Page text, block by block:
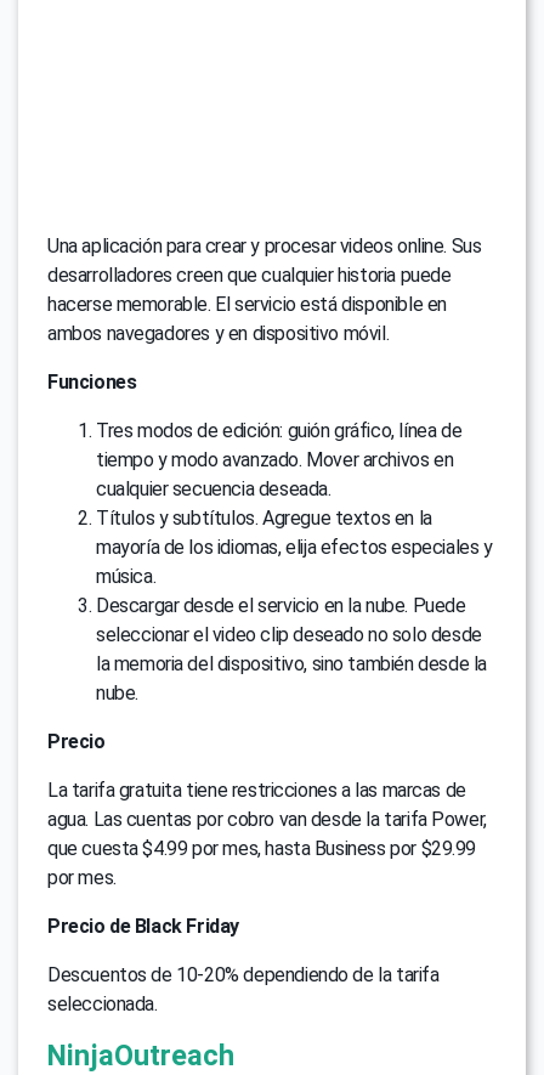
Una aplicación para crear y procesar videos online. Sus
desarrolladores creen que cualquier historia puede
hacerse memorable. El servicio está disponible en
ambos navegadores y en dispositivo móvil.
Funciones
Tres modos de edición: guión gráfico, línea de
tiempo y modo avanzado. Mover archivos en
cualquier secuencia deseada.
Títulos y subtítulos. Agregue textos en la
mayoría de los idiomas, elija efectos especiales y
música.
Descargar desde el servicio en la nube. Puede
seleccionar el video clip deseado no solo desde
la memoria del dispositivo, sino también desde la
nube.
Precio
La tarifa gratuita tiene restricciones a las marcas de
agua. Las cuentas por cobro van desde la tarifa Power,
que cuesta $4.99 por mes, hasta Business por $29.99
por mes.
Precio de Black Friday
Descuentos de 10-20% dependiendo de la tarifa
seleccionada.
NinjaOutreach